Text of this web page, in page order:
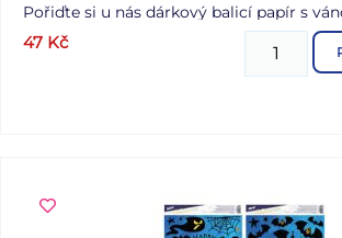
Pořiďte si u nás dárkový balicí papír s
Nezapomeňte si koupit i pěknou stužku
dárek. Balení: 60 ks Gramáž: 60 g Vzor:
47 Kč